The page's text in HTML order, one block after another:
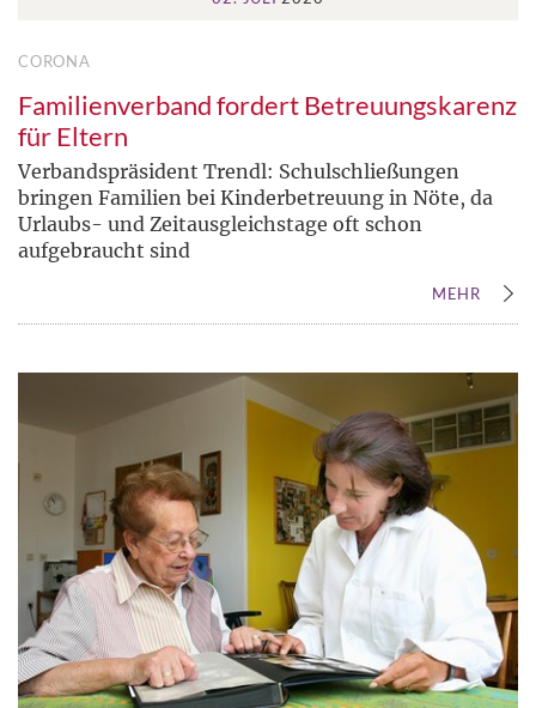
CORONA
Familienverband fordert Betreuungskarenz
für Eltern
Verbandspräsident Trendl: Schulschließungen
bringen Familien bei Kinderbetreuung in Nöte, da
Urlaubs- und Zeitausgleichstage oft schon
aufgebraucht sind
MEHR